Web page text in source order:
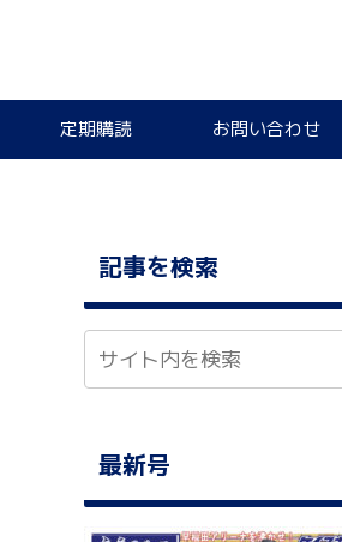
定期購読 お問い合わせ
記事を検索
最新号